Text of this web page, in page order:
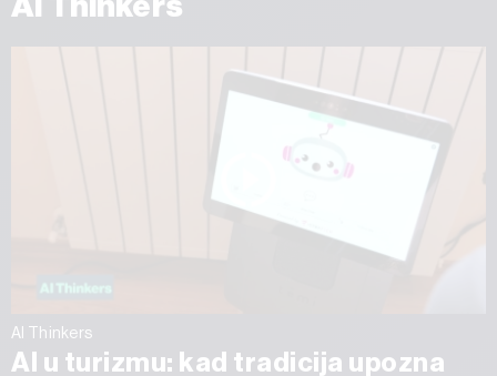
AI Thinkers
AI u turizmu: kad tradicija upozna